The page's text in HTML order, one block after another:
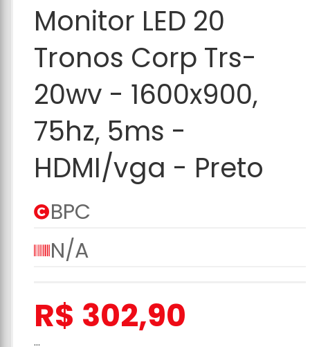
Adicionar ao
Carrinho
Monitor LED 20
Tronos Corp Trs-
20wv - 1600x900,
75hz, 5ms -
HDMI/vga - Preto
BPC
N/A
R$ 302,90
...